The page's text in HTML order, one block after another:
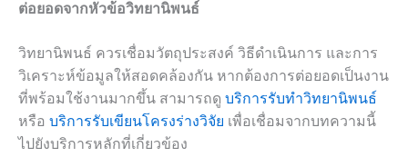
ต่อยอดจากหัวข้อวิทยานิพนธ์
วิทยานิพนธ์ ควรเชื่อมวัตถุประสงค์ วิธีดำเนินการ และการ
วิเคราะห์ข้อมูลให้สอดคล้องกัน หากต้องการต่อยอดเป็นงาน
ที่พร้อมใช้งานมากขึ้น สามารถดู บริการรับทำวิทยานิพนธ์
หรือ บริการรับเขียนโครงร่างวิจัย เพื่อเชื่อมจากบทความนี้
ไปยังบริการหลักที่เกี่ยวข้อง